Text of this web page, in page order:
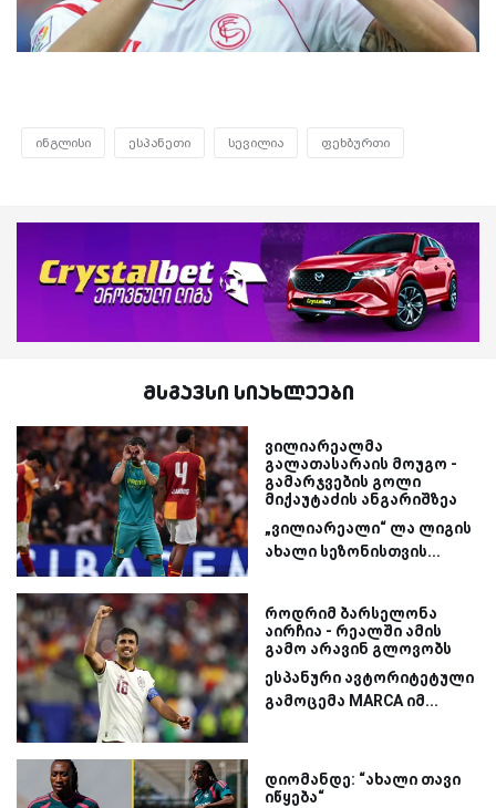
ინგლისი ესპანეთი სევილია ფეხბურთი
მსგავსი სიახლეები
ვილიარეალმა
გალათასარაის მოუგო -
გამარჯვების გოლი
მიქაუტაძის ანგარიშზეა
„ვილიარეალი“ ლა ლიგის
ახალი სეზონისთვის...
როდრიმ ბარსელონა
აირჩია - რეალში ამის
გამო არავინ გლოვობს
ესპანური ავტორიტეტული
გამოცემა MARCA იმ...
დიომანდე: “ახალი თავი
იწყება“